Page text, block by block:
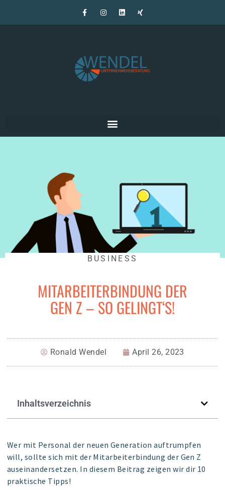
BUSINESS
MITARBEITERBINDUNG DER
GEN Z – SO GELINGT‘S!
Ronald Wendel April 26, 2023
Inhaltsverzeichnis
Wer mit Personal der neuen Generation auftrumpfen
will, sollte sich mit der Mitarbeiterbindung der Gen Z
auseinandersetzen. In diesem Beitrag zeigen wir dir 10
praktische Tipps!